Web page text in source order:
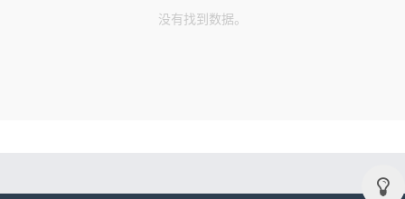
没有找到数据。